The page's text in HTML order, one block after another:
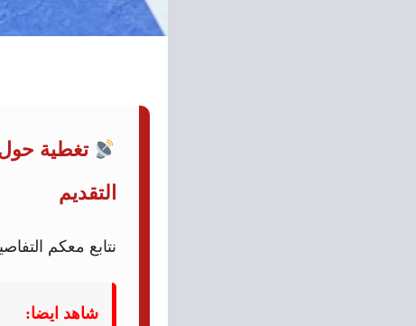
تغطية
التقديم
نتابع معكم
شاهد ايضا: